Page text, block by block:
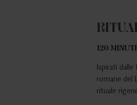
120
Ispirati
romane del
rituale